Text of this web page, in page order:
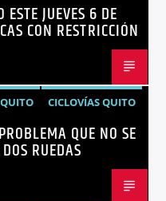
JUEVES 6 DE
CON RESTRICCIÓN
CICLOVÍAS QUITO
SOSTENIBLE QUITO
QUE NO SE
RUEDAS